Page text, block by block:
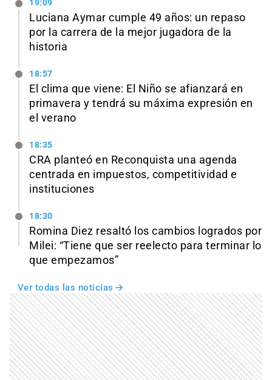
19:09
Luciana Aymar cumple 49 años: un repaso
por la carrera de la mejor jugadora de la
historia
18:57
El clima que viene: El Niño se afianzará en
primavera y tendrá su máxima expresión en
el verano
18:35
CRA planteó en Reconquista una agenda
centrada en impuestos, competitividad e
instituciones
18:30
Romina Diez resaltó los cambios logrados por
Milei: “Tiene que ser reelecto para terminar lo
que empezamos”
Ver todas las noticias